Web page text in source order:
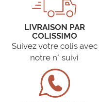
LIVRAISON PAR
COLISSIMO
Suivez votre colis avec
notre n° suivi